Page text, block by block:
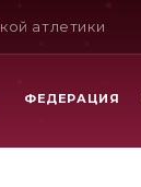
атлетики
ФЕДЕРАЦИЯ